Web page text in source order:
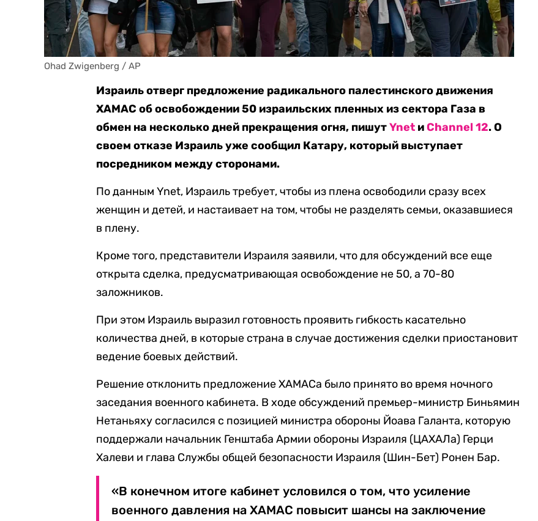
Ohad Zwigenberg / AP
Израиль отверг предложение радикального палестинского движения
ХАМАС об освобождении 50 израильских пленных из сектора Газа в
обмен на несколько дней прекращения огня, пишутYnet иChannel 12. О
своем отказе Израиль уже сообщил Катару, который выступает
посредником между сторонами.
По данным Ynet, Израиль требует, чтобы из плена освободили сразу всех
женщин и детей, и настаивает на том, чтобы не разделять семьи, оказавшиеся
в плену.
Кроме того, представители Израиля заявили, что для обсуждений все еще
открыта сделка, предусматривающая освобождение не 50, а 70-80
заложников.
При этом Израиль выразил готовность проявить гибкость касательно
количества дней, в которые страна в случае достижения сделки приостановит
ведение боевых действий.
Решение отклонить предложение ХАМАСа было принято во время ночного
заседания военного кабинета. В ходе обсуждений премьер-министр Биньямин
Нетаньяху согласился с позицией министра обороны Йоава Галанта, которую
поддержали начальник Генштаба Армии обороны Израиля (ЦАХАЛа) Герци
Халеви и глава Службы общей безопасности Израиля (Шин-Бет) Ронен Бар.
«В конечном итоге кабинет условился о том, что усиление
военного давления на ХАМАС повысит шансы на заключение